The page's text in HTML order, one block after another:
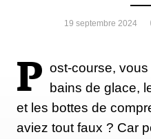
19 septembre 2024
P ost-course,
bains de glace,
et les bottes de
aviez tout faux ? Car